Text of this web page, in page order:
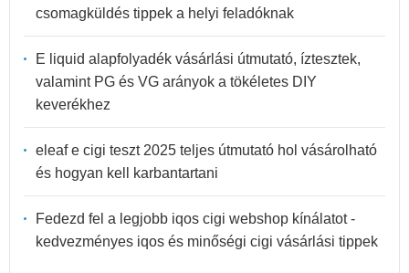
csomagküldés tippek a helyi feladóknak
E liquid alapfolyadék vásárlási útmutató, íztesztek,
valamint PG és VG arányok a tökéletes DIY
keverékhez
eleaf e cigi teszt 2025 teljes útmutató hol vásárolható
és hogyan kell karbantartani
Fedezd fel a legjobb iqos cigi webshop kínálatot -
kedvezményes iqos és minőségi cigi vásárlási tippek